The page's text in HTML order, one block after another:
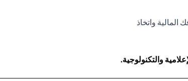
واتخاذ
والتكنولوجية.